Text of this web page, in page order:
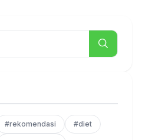
#rekomendasi #diet